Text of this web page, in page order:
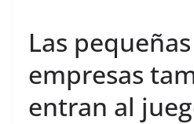
Las pequeñas
empresas
entran al